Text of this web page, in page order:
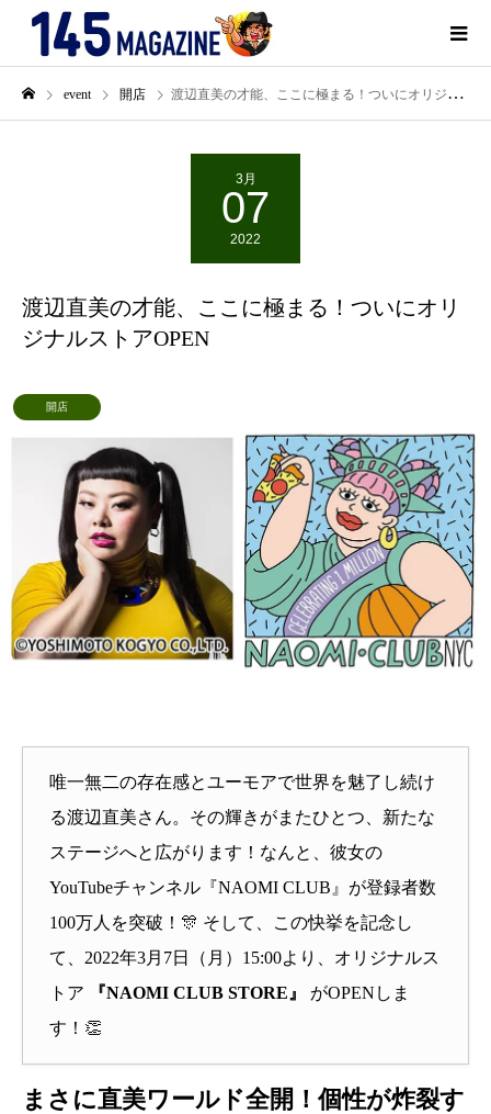
event 開店 渡辺直美の才能、ここに極まる！ついにオリジナルストアOPEN
3月
07
2022
渡辺直美の才能、ここに極まる！ついにオリ
ジナルストアOPEN
開店
唯一無二の存在感とユーモアで世界を魅了し続け
る渡辺直美さん。その輝きがまたひとつ、新たな
ステージへと広がります！なんと、彼女の
YouTubeチャンネル『NAOMI CLUB』が登録者数
100万人を突破！🎊 そして、この快挙を記念し
て、2022年3月7日（月）15:00より、オリジナルス
トア
『NAOMI CLUB STORE』
がOPENしま
す！👏
まさに直美ワールド全開！個性が炸裂す